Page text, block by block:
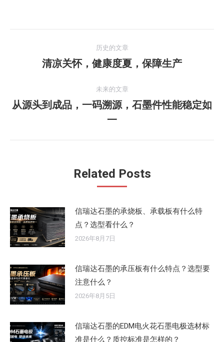
航
历史的文章
历
的
文
清凉关怀，健康度夏，保障生产
未来的文章
未
的
从源头到成品，一码溯源，石墨件性能稳定如
一
Related Posts
信瑞达石墨的承烧板、承载板有什么特
点？选型看什么？
2026年8月7日
信瑞达石墨的承压板有什么特点？选型要
注意什么？
2026年8月5日
信瑞达石墨的EDM电火花石墨电极选材标
准是什么？质控标准是怎样的？